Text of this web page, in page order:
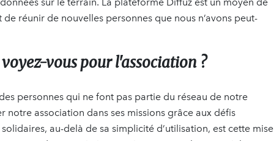
réunir de nouvelles personnes que nous n’avons peut-
vous pour l'association ?
personnes qui ne font pas partie du réseau de notre
notre association dans ses missions grâce aux défis
au-delà de sa simplicité d’utilisation, est cette mise